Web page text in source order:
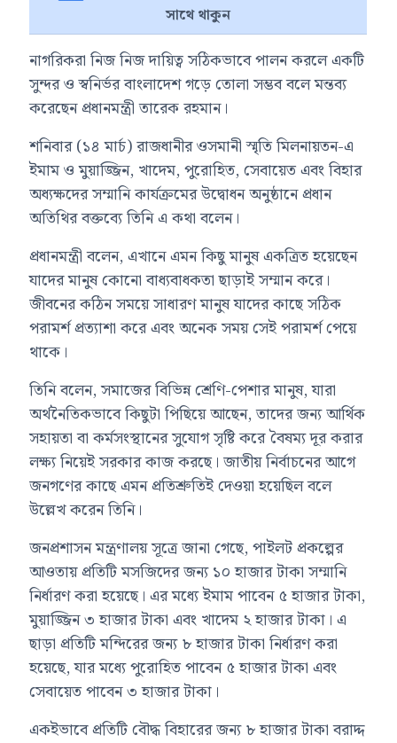
সাথে থাকুন
নাগরিকরা নিজ নিজ দায়িত্ব সঠিকভাবে পালন করলে একটি
সুন্দর ও স্বনির্ভর বাংলাদেশ গড়ে তোলা সম্ভব বলে মন্তব্য
করেছেন প্রধানমন্ত্রীতারেক রহমান।
শনিবার (১৪ মার্চ) রাজধানীরওসমানী স্মৃতি মিলনায়তন-এ
ইমাম ও মুয়াজ্জিন, খাদেম, পুরোহিত, সেবায়েত এবং বিহার
অধ্যক্ষদের সম্মানি কার্যক্রমের উদ্বোধন অনুষ্ঠানে প্রধান
অতিথির বক্তব্যে তিনি এ কথা বলেন।
প্রধানমন্ত্রী বলেন, এখানে এমন কিছু মানুষ একত্রিত হয়েছেন
যাদের মানুষ কোনো বাধ্যবাধকতা ছাড়াই সম্মান করে।
জীবনের কঠিন সময়ে সাধারণ মানুষ যাদের কাছে সঠিক
পরামর্শ প্রত্যাশা করে এবং অনেক সময় সেই পরামর্শ পেয়ে
থাকে।
তিনি বলেন, সমাজের বিভিন্ন শ্রেণি-পেশার মানুষ, যারা
অর্থনৈতিকভাবে কিছুটা পিছিয়ে আছেন, তাদের জন্য আর্থিক
সহায়তা বা কর্মসংস্থানের সুযোগ সৃষ্টি করে বৈষম্য দূর করার
লক্ষ্য নিয়েই সরকার কাজ করছে। জাতীয় নির্বাচনের আগে
জনগণের কাছে এমন প্রতিশ্রুতিই দেওয়া হয়েছিল বলে
উল্লেখ করেন তিনি।
জনপ্রশাসন মন্ত্রণালয় সূত্রে জানা গেছে, পাইলট প্রকল্পের
আওতায় প্রতিটি মসজিদের জন্য ১০ হাজার টাকা সম্মানি
নির্ধারণ করা হয়েছে। এর মধ্যে ইমাম পাবেন ৫ হাজার টাকা,
মুয়াজ্জিন ৩ হাজার টাকা এবং খাদেম ২ হাজার টাকা। এ
ছাড়া প্রতিটি মন্দিরের জন্য ৮ হাজার টাকা নির্ধারণ করা
হয়েছে, যার মধ্যে পুরোহিত পাবেন ৫ হাজার টাকা এবং
সেবায়েত পাবেন ৩ হাজার টাকা।
একইভাবে প্রতিটি বৌদ্ধ বিহারের জন্য ৮ হাজার টাকা বরাদ্দ